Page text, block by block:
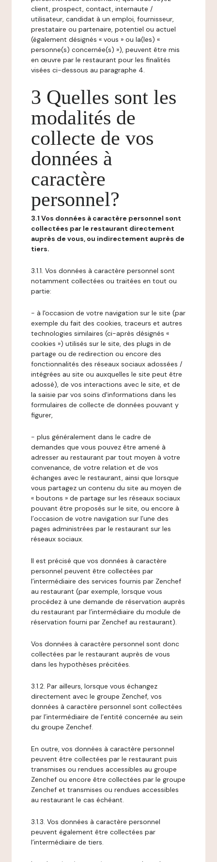
client, prospect, contact, internaute /
utilisateur, candidat à un emploi, fournisseur,
prestataire ou partenaire, potentiel ou actuel
(également désignés « vous » ou la(les) «
personne(s) concernée(s) »), peuvent être mis
en œuvre par le restaurant pour les finalités
visées ci-dessous au paragraphe 4.
3 Quelles sont les
modalités de
collecte de vos
données à
caractère
personnel?
3.1 Vos données à caractère personnel sont
collectées par le restaurant directement
auprès de vous, ou indirectement auprès de
tiers.
3.1.1. Vos données à caractère personnel sont
notamment collectées ou traitées en tout ou
partie:
- à l'occasion de votre navigation sur le site (par
exemple du fait des cookies, traceurs et autres
technologies similaires (ci-après désignés «
cookies ») utilisés sur le site, des plugs in de
partage ou de redirection ou encore des
fonctionnalités des réseaux sociaux adossées /
intégrées au site ou auxquelles le site peut être
adossé), de vos interactions avec le site, et de
la saisie par vos soins d'informations dans les
formulaires de collecte de données pouvant y
figurer,
- plus généralement dans le cadre de
demandes que vous pouvez être amené à
adresser au restaurant par tout moyen à votre
convenance, de votre relation et de vos
échanges avec le restaurant, ainsi que lorsque
vous partagez un contenu du site au moyen de
« boutons » de partage sur les réseaux sociaux
pouvant être proposés sur le site, ou encore à
l’occasion de votre navigation sur l’une des
pages administrées par le restaurant sur les
réseaux sociaux.
Il est précisé que vos données à caractère
personnel peuvent être collectées par
l’intermédiaire des services fournis par Zenchef
au restaurant (par exemple, lorsque vous
procédez à une demande de réservation auprès
du restaurant par l’intermédiaire du module de
réservation fourni par Zenchef au restaurant).
Vos données à caractère personnel sont donc
collectées par le restaurant auprès de vous
dans les hypothèses précitées.
3.1.2. Par ailleurs, lorsque vous échangez
directement avec le groupe Zenchef, vos
données à caractère personnel sont collectées
par l’intermédiaire de l’entité concernée au sein
du groupe Zenchef.
En outre, vos données à caractère personnel
peuvent être collectées par le restaurant puis
transmises ou rendues accessibles au groupe
Zenchef ou encore être collectées par le groupe
Zenchef et transmises ou rendues accessibles
au restaurant le cas échéant.
3.1.3. Vos données à caractère personnel
peuvent également être collectées par
l’intermédiaire de tiers.